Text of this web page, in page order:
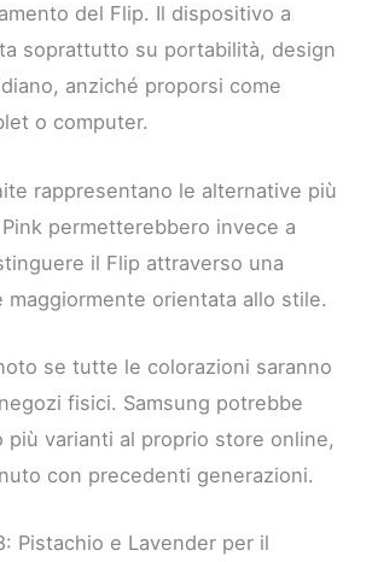
del Flip. Il dispositivo a
soprattutto su portabilità, design
anziché proporsi come
o computer.
rappresentano le alternative più
permetterebbero invece a
il Flip attraverso una
maggiormente orientata allo stile.
se tutte le colorazioni saranno
fisici. Samsung potrebbe
più varianti al proprio store online,
con precedenti generazioni.
Pistachio e Lavender per il